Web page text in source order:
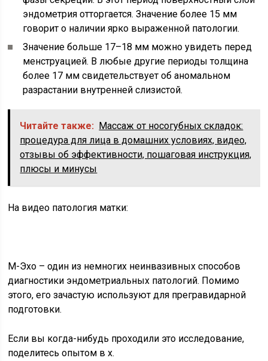
эндометрия отторгается. Значение более 15 мм
говорит о наличии ярко выраженной патологии.
Значение больше 17–18 мм можно увидеть перед
менструацией. В любые другие периоды толщина
более 17 мм свидетельствует об аномальном
разрастании внутренней слизистой.
Читайте также: Массаж от носогубных складок:
процедура для лица в домашних условиях, видео,
отзывы об эффективности, пошаговая инструкция,
плюсы и минусы
На видео патология матки:
М-Эхо – один из немногих неинвазивных способов
диагностики эндометриальных патологий. Помимо
этого, его зачастую используют для прегравидарной
подготовки.
Если вы когда-нибудь проходили это исследование,
поделитесь опытом в х.